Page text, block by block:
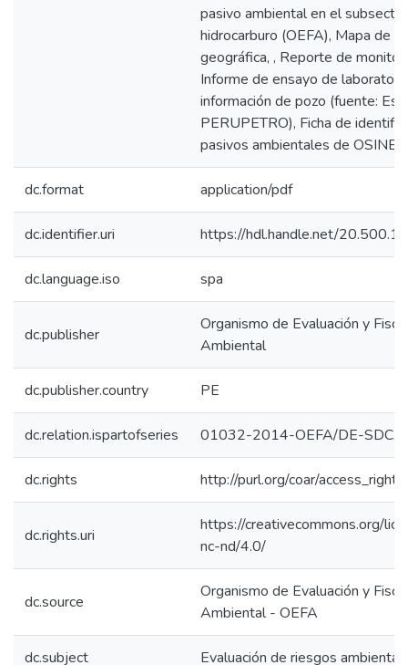
pasivo ambiental en el subsector
hidrocarburo (OEFA), Mapa de
geográfica, , Reporte de
Informe de ensayo de
información de pozo (fuente:
PERUPETRO), Ficha de
pasivos ambientales de
dc.format application/pdf
dc.identifier.uri https://hdl.handle.net/
dc.language.iso spa
dc.publisher
Organismo de Evaluación y
Ambiental
dc.publisher.country PE
dc.relation.ispartofseries 01032-2014-OEFA/DE-SDCA;
dc.rights http://purl.org/coar/access_right/
dc.rights.uri
https://creativecommons.org/
nc-nd/4.0/
dc.source
Organismo de Evaluación y
Ambiental - OEFA
dc.subject Evaluación de riesgos